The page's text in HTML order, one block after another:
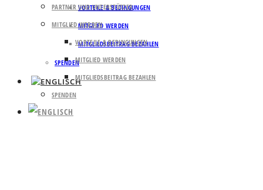
VORTEILE & BEDINGUNGEN
MITGLIED WERDEN
MITGLIEDSBEITRAG BEZAHLEN
SPENDEN
PARTNER UND UNTERSTÜTZER
MITGLIED WERDEN
VORTEILE & BEDINGUNGEN
MITGLIED WERDEN
MITGLIEDSBEITRAG BEZAHLEN
SPENDEN